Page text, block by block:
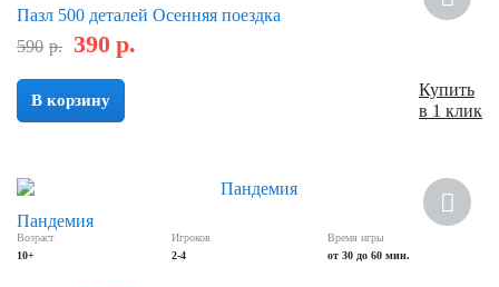
Пазл 500 деталей Осенняя поездка
590 р. 390 р.
В корзину
Купить
в 1 клик
Скидка
Пандемия
Возраст
10+
Игроков
2-4
Время игры
от 30 до 60 мин.